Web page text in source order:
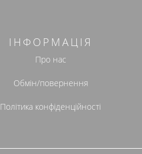
ІНФОРМАЦІЯ
Про нас
Обмін/повернення
Політика конфіденційності